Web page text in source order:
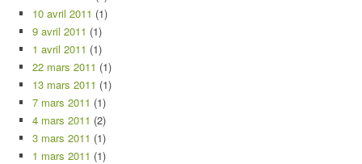
10 avril 2011 (1)
9 avril 2011 (1)
1 avril 2011 (1)
22 mars 2011 (1)
13 mars 2011 (1)
7 mars 2011 (1)
4 mars 2011 (2)
3 mars 2011 (1)
1 mars 2011 (1)